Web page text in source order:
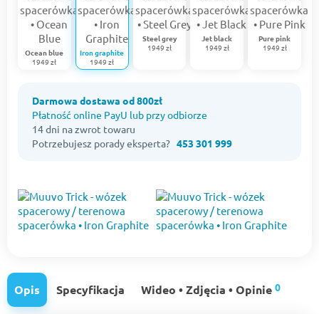
Ocean blue
1949 zł
Iron graphite
1949 zł
Steel grey
1949 zł
Jet black
1949 zł
Pure pink
1949 zł
Darmowa dostawa od 800zł
Płatność online PayU lub przy odbiorze
14 dni na zwrot towaru
Potrzebujesz porady eksperta? 453 301 999
Opis Specyfikacja Wideo • Zdjęcia • Opinie 0